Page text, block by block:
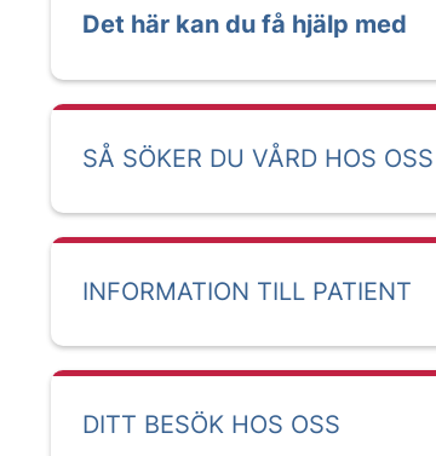
Det här kan du få hjälp med
SÅ SÖKER DU VÅRD HOS OSS
INFORMATION TILL PATIENT
DITT BESÖK HOS OSS